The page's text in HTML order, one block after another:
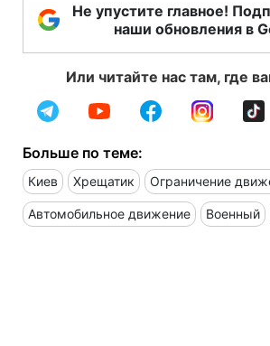
Не упустите главное!
наши обновления в
Или читайте нас там, где
Больше по теме:
Киев Хрещатик Ограничение
Автомобильное движение Военный